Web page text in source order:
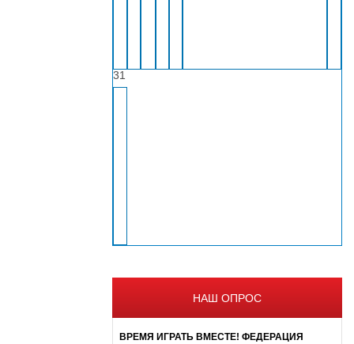
31
НАШ ОПРОС
ВРЕМЯ ИГРАТЬ ВМЕСТЕ! ФЕДЕРАЦИЯ